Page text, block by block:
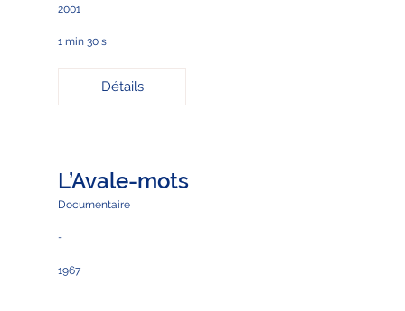
2001
1 min 30 s
Détails
L’Avale-mots
Documentaire
-
1967